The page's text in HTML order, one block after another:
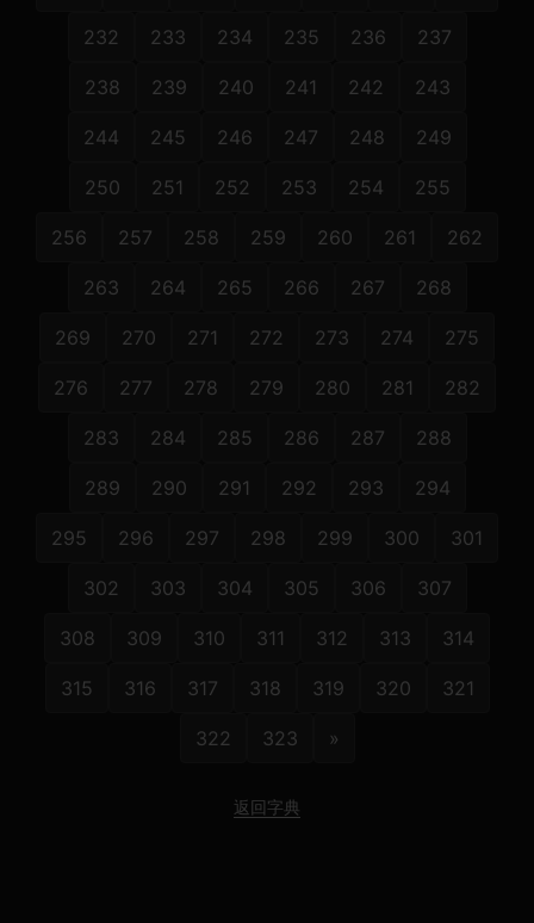
232 233 234 235 236 237
238 239 240 241 242 243
244 245 246 247 248 249
250 251 252 253 254 255
256 257 258 259 260 261 262
263 264 265 266 267 268
269 270 271 272 273 274 275
276 277 278 279 280 281 282
283 284 285 286 287 288
289 290 291 292 293 294
295 296 297 298 299 300 301
302 303 304 305 306 307
308 309 310 311 312 313 314
315 316 317 318 319 320 321
322 323 »
返回字典